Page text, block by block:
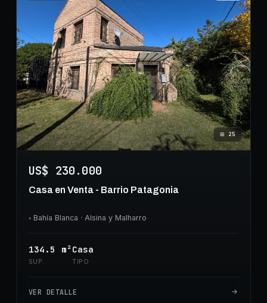
⊞ 25
US$ 230.000
Casa en Venta - Barrio Patagonia
◦ Bahía Blanca · Alsina y Malharro
134.5 m²
SUP.
Casa
TIPO
VER DETALLE